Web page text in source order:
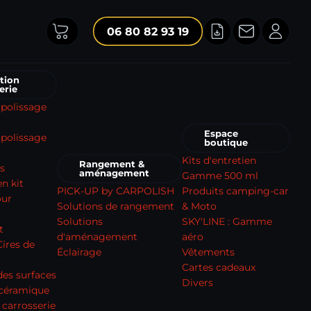
06 80 82 93 19
kit
de
surfaces
Rangement &
aménagement
PICK-UP by CARPOLISH
Solutions de rangement
Solutions
d'aménagement
Éclairage
Espace
boutique
Kits d'entretien
Gamme 500 ml
Produits camping-car
& Moto
SKY'LINE : Gamme
aéro
Vêtements
Cartes cadeaux
Divers